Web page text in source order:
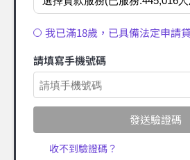
我已滿18歲，已具備法定申請
請填寫手機號碼
發送驗證碼
收不到驗證碼？